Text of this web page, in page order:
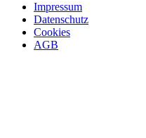
Impressum
Datenschutz
Cookies
AGB